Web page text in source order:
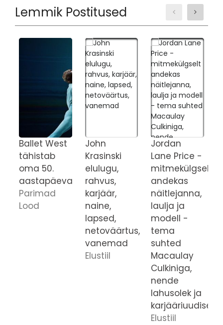
Lemmik Postitused
Ballet West
tähistab
oma 50.
aastapäeva
Parimad
Lood
John
Krasinski
elulugu,
rahvus,
karjäär,
naine,
lapsed,
netoväärtus,
vanemad
Elustiil
Jordan
Lane Price -
mitmekülgselt
andekas
näitlejanna,
laulja ja
modell -
tema
suhted
Macaulay
Culkiniga,
nende
lahusolek ja
karjääriuudised!
Elustiil